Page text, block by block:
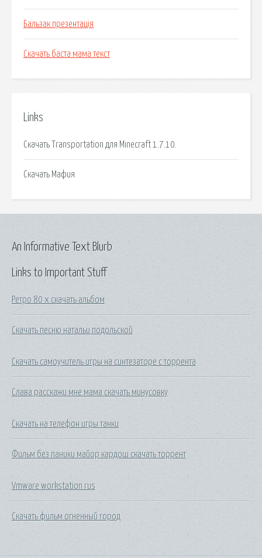
Бальзак презентація
Скачать баста мама текст
Links
Скачать Transportation для Minecraft 1.7.10.
Скачать Мафия
Links to Important Stuff
Ретро 80 х скачать альбом
Скачать песню натальи подольской
Скачать самоучитель игры на синтезаторе с торрента
Слава расскажи мне мама скачать минусовку
Скачать на телефон игры танки
Фильм без паники майор кардош скачать торрент
Vmware workstation rus
Скачать фильм огненный город
An Informative Text Blurb